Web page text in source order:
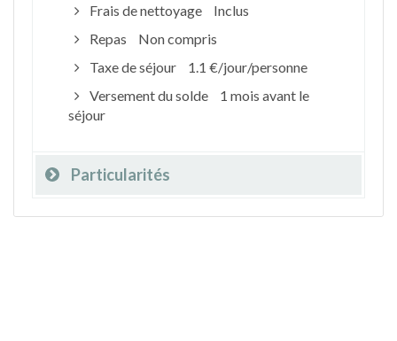
Frais de nettoyage
Inclus
Repas
Non compris
Taxe de séjour
1.1 €/jour/personne
Versement du solde
1 mois avant le
séjour
Particularités